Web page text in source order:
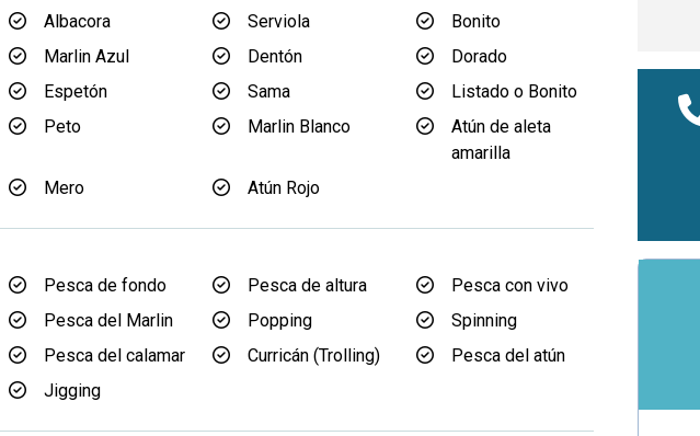
Albacora Serviola
Bonito
Marlin Azul
Dentón
Dorado
Espetón
Sama
Listado o Bonito
Peto
Marlin Blanco
Atún de aleta
amarilla
Mero
Atún Rojo
Pesca de fondo Pesca de altura
Pesca con vivo
Pesca del Marlin
Popping
Spinning
Pesca del calamar
Curricán (Trolling)
Pesca del atún
Jigging